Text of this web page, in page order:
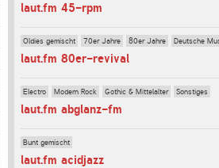
laut.fm 45-rpm
Oldies gemischt 70er Jahre 80er Jahre Deutsche
laut.fm 80er-revival
Electro Modern Rock Gothic & Mittelalter Sonstiges
laut.fm abglanz-fm
Bunt gemischt
laut.fm acidjazz